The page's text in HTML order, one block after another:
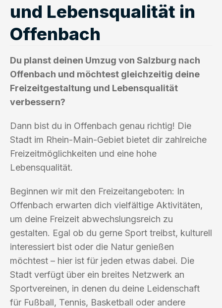
und Lebensqualität in
Offenbach
Du planst deinen Umzug von Salzburg nach
Offenbach und möchtest gleichzeitig deine
Freizeitgestaltung und Lebensqualität
verbessern?
Dann bist du in Offenbach genau richtig! Die
Stadt im Rhein-Main-Gebiet bietet dir zahlreiche
Freizeitmöglichkeiten und eine hohe
Lebensqualität.
Beginnen wir mit den Freizeitangeboten: In
Offenbach erwarten dich vielfältige Aktivitäten,
um deine Freizeit abwechslungsreich zu
gestalten. Egal ob du gerne Sport treibst, kulturell
interessiert bist oder die Natur genießen
möchtest – hier ist für jeden etwas dabei. Die
Stadt verfügt über ein breites Netzwerk an
Sportvereinen, in denen du deine Leidenschaft
für Fußball, Tennis, Basketball oder andere